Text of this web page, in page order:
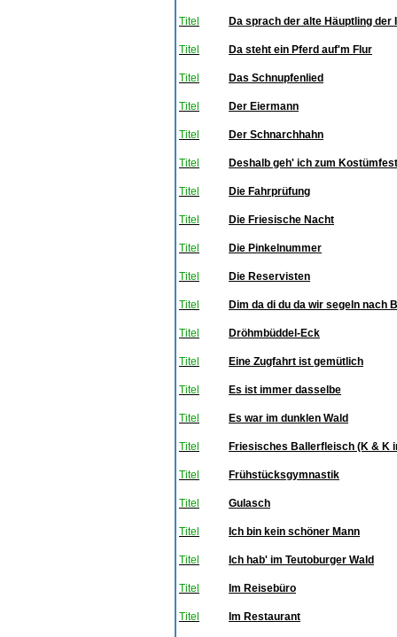
Titel Da sprach der alte Häuptling der
Titel Da steht ein Pferd auf'm Flur
Titel Das Schnupfenlied
Titel Der Eiermann
Titel Der Schnarchhahn
Titel Deshalb geh' ich zum Kostümfest
Titel Die Fahrprüfung
Titel Die Friesische Nacht
Titel Die Pinkelnummer
Titel Die Reservisten
Titel Dim da di du da wir segeln nach
Titel Dröhmbüddel-Eck
Titel Eine Zugfahrt ist gemütlich
Titel Es ist immer dasselbe
Titel Es war im dunklen Wald
Titel Friesisches Ballerfleisch (K & K
Titel Frühstücksgymnastik
Titel Gulasch
Titel Ich bin kein schöner Mann
Titel Ich hab' im Teutoburger Wald
Titel Im Reisebüro
Titel Im Restaurant